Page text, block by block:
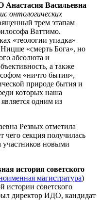
Васильевна
онтологических
трем этапам
Ваттимо.
«теологии упадка»
«смерть Бога», но
абсолюта и
а также
«ничто бытия»,
природе бытия и
которых наша
одним из
Резвых отметила
чего секция получилась
участников новыми
история советского
магистратура)
истории советского
директор ИДО, кандидат